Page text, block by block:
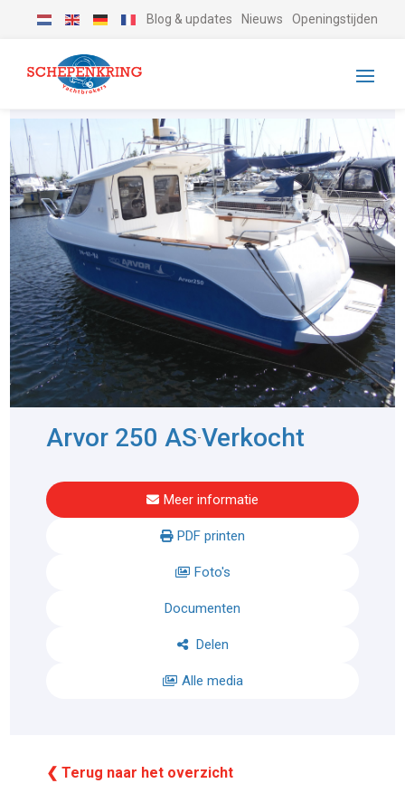
Blog & updates Nieuws Openingstijden
Arvor 250 AS-Verkocht
Meer informatie
PDF printen
Foto's
Documenten
Delen
Alle media
❮ Terug naar het overzicht